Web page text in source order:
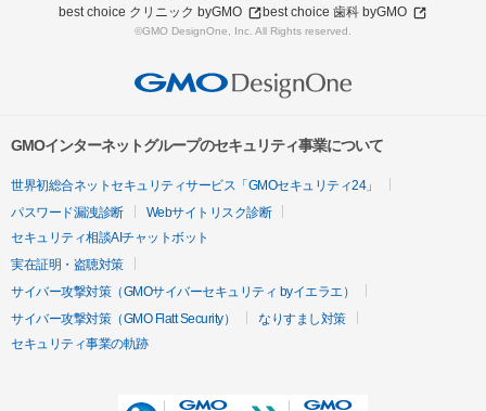
best choice クリニック byGMO
best choice 歯科 byGMO
©GMO DesignOne, Inc. All Rights reserved.
GMOインターネットグループのセキュリティ事業について
世界初総合ネットセキュリティサービス「GMOセキュリティ24」
パスワード漏洩診断
Webサイトリスク診断
セキュリティ相談AIチャットボット
実在証明・盗聴対策
サイバー攻撃対策（GMOサイバーセキュリティ byイエラエ）
サイバー攻撃対策（GMO Flatt Security）
なりすまし対策
セキュリティ事業の軌跡